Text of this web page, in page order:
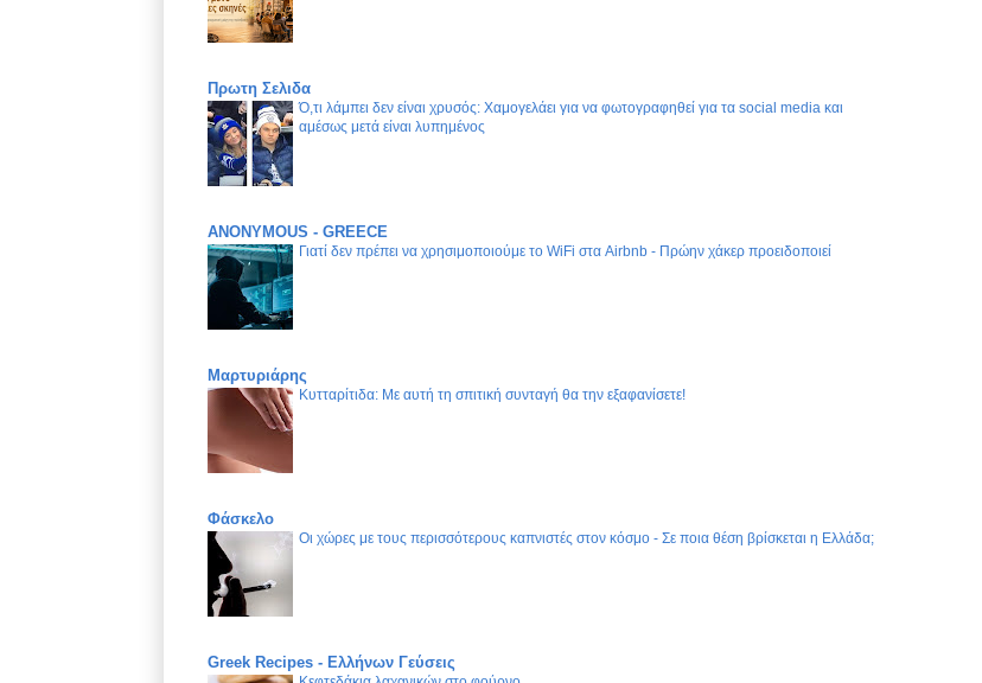
Πρωτη Σελιδα
Ό,τι λάμπει δεν είναι χρυσός: Χαμογελάει για να φωτογραφηθεί για τα social media και
αμέσως μετά είναι λυπημένος
ANONYMOUS - GREECE
Γιατί δεν πρέπει να χρησιμοποιούμε το WiFi στα Airbnb - Πρώην χάκερ προειδοποιεί
Μαρτυριάρης
Κυτταρίτιδα: Με αυτή τη σπιτική συνταγή θα την εξαφανίσετε!
Φάσκελο
Οι χώρες με τους περισσότερους καπνιστές στον κόσμο - Σε ποια θέση βρίσκεται η Ελλάδα;
Greek Recipes - Ελλήνων Γεύσεις